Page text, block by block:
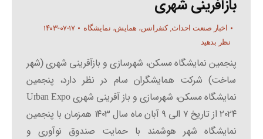
بازآفرینی شهری
اخبار صنعت احداث,کنفرانس، همایش، نمایشگاه ۱۴۰۳-۰۷-۱۷
نظر بدهید
پنجمین نمایشگاه مسکن، شهرسازی و بازآفرینی شهری (شهر
ساخت) شرکت همایشگران سام در نظر دارد، پنجمین
نمایشگاه مسکن، شهرسازی و باز آفرینی شهری Urban Expo
۲۰۲۴ از تاریخ ۷ الی ۹ آبان ماه سال ۱۴۰۳ همزمان با پنجمین
نمایشگاه شهر هوشمند با حمایت صندوق نوآوری و